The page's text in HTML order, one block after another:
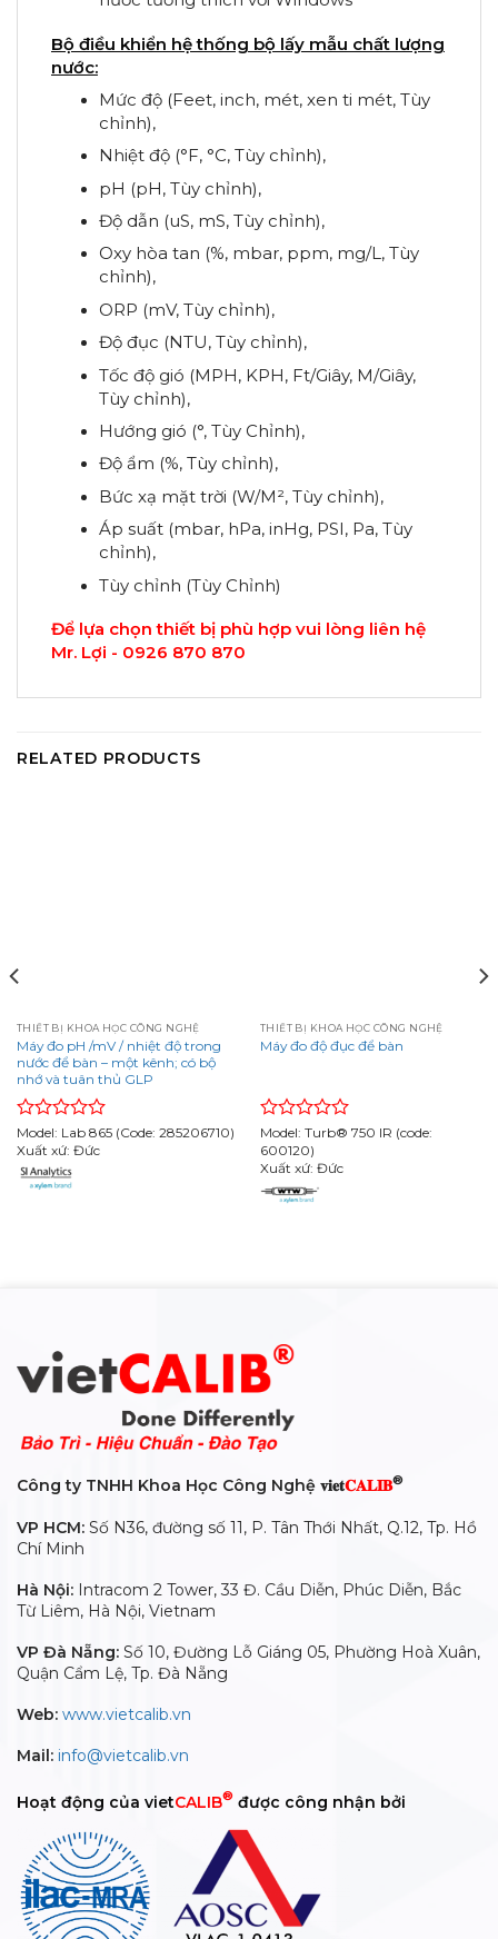
Bộ điều khiển hệ thống bộ lấy mẫu chất lượng
nước:
Mức độ (Feet, inch, mét, xen ti mét, Tùy
chỉnh),
Nhiệt độ (°F, °C, Tùy chỉnh),
pH (pH, Tùy chỉnh),
Độ dẫn (uS, mS, Tùy chỉnh),
Oxy hòa tan (%, mbar, ppm, mg/L, Tùy
chỉnh),
ORP (mV, Tùy chỉnh),
Độ đục (NTU, Tùy chỉnh),
Tốc độ gió (MPH, KPH, Ft/Giây, M/Giây,
Tùy chỉnh),
Hướng gió (°, Tùy Chỉnh),
Độ ẩm (%, Tùy chỉnh),
Bức xạ mặt trời (W/M², Tùy chỉnh),
Áp suất (mbar, hPa, inHg, PSI, Pa, Tùy
chỉnh),
Tùy chỉnh (Tùy Chỉnh)
Để lựa chọn thiết bị phù hợp vui lòng liên hệ
Mr. Lợi - 0926 870 870
RELATED PRODUCTS
THIẾT BỊ KHOA HỌC CÔNG NGHỆ
Máy đo pH /mV / nhiệt độ trong
nước để bàn – một kênh; có bộ
nhớ và tuân thủ GLP
Rated
0
out
of
Model: Lab 865 (Code: 285206710)
Xuất xứ: Đức
THIẾT BỊ KHOA HỌC CÔNG NGHỆ
Máy đo độ đục để bàn
Rated
0
out
of
Model: Turb® 750 IR (code:
600120)
Xuất xứ: Đức
Công ty TNHH Khoa Học Công Nghệ 𝐯𝐢𝐞𝐭𝐂𝐀𝐋𝐈𝐁®
VP HCM: Số N36, đường số 11, P. Tân Thới Nhất, Q.12, Tp. Hồ
Chí Minh
Hà Nội: Intracom 2 Tower, 33 Đ. Cầu Diễn, Phúc Diễn, Bắc
Từ Liêm, Hà Nội, Vietnam
VP Đà Nẵng: Số 10, Đường Lỗ Giáng 05, Phường Hoà Xuân,
Quận Cẩm Lệ, Tp. Đà Nẵng
Web: www.vietcalib.vn
Mail: info@vietcalib.vn
Hoạt động của vietCALIB® được công nhận bởi